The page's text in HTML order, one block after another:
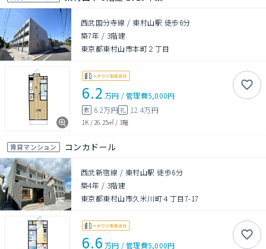
西武国分寺線 / 東村山駅 徒歩6分
築7年 / 3階建
東京都東村山市本町２丁目
6.2 万円 /管理費5,000円
敷 6.2万円礼 12.4万円
1K /26.25㎡ / 3階
賃貸マンション コンカドール
西武新宿線 / 東村山駅 徒歩6分
築4年 / 3階建
東京都東村山市久米川町４丁目7-17
6.6 万円 /管理費5,000円